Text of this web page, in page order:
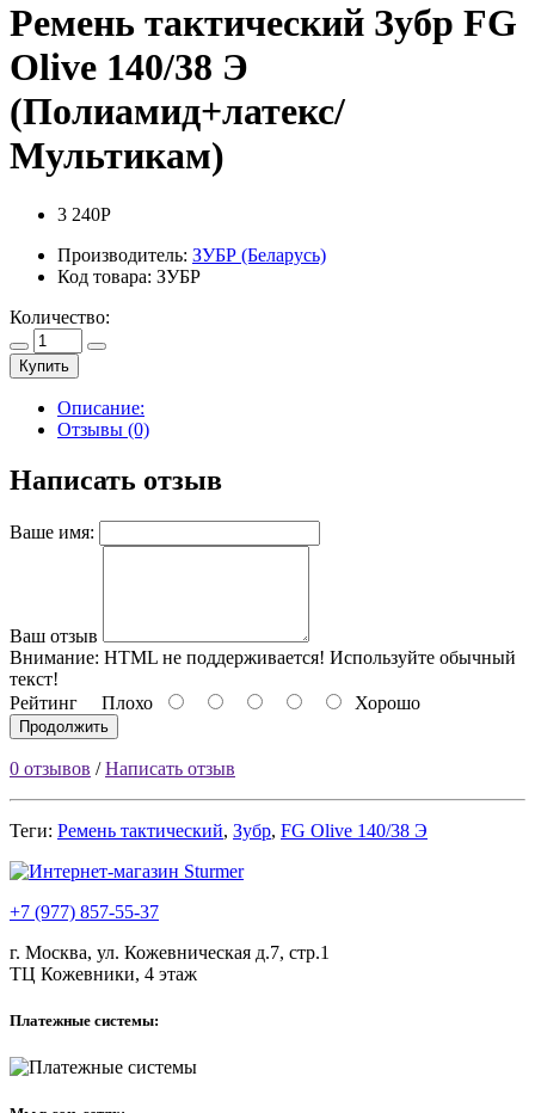
Ремень тактический Зубр FG
Olive 140/38 Э
(Полиамид+латекс/
Мультикам)
3 240Р
Производитель: ЗУБР (Беларусь)
Код товара: ЗУБР
Количество:
Купить
Описание:
Отзывы (0)
Написать отзыв
Ваше имя:
Ваш отзыв
Внимание: HTML не поддерживается! Используйте обычный
текст!
Рейтинг Плохо Хорошо
Продолжить
0 отзывов /Написать отзыв
Теги: Ремень тактический, Зубр, FG Olive 140/38 Э
+7 (977) 857-55-37
г. Москва, ул. Кожевническая д.7, стр.1
ТЦ Кожевники, 4 этаж
Платежные системы: